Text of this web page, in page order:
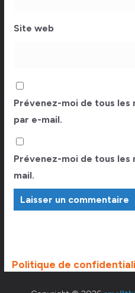
Site web
Prévenez-moi de tous les
par e-mail.
Prévenez-moi de tous les
mail.
Politique de